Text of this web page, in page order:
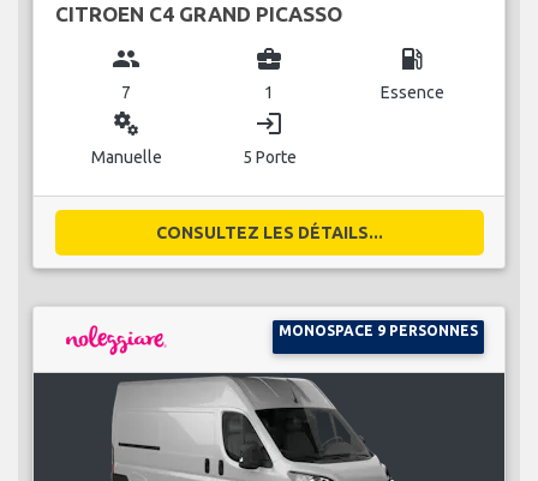
CITROEN C4 GRAND PICASSO
group
7
business_center
1
local_gas_station
Essence
miscellaneous_services
Manuelle
login
5 Porte
CONSULTEZ LES DÉTAILS...
MONOSPACE 9 PERSONNES